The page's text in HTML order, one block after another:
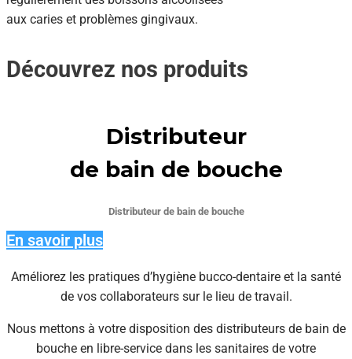
aux caries et problèmes gingivaux.
Découvrez nos produits
Distributeur
de bain de bouche
Distributeur de bain de bouche
En savoir plus
Améliorez les pratiques d’hygiène bucco-dentaire et la santé
de vos collaborateurs sur le lieu de travail.
Nous mettons à votre disposition des distributeurs de bain de
bouche en libre-service dans les sanitaires de votre